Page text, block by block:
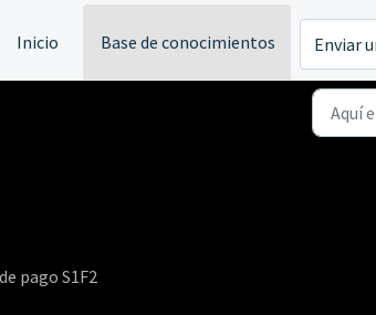
Inicio Base de conocimientos Enviar
pago S1F2